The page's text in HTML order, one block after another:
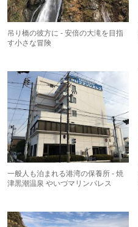
吊り橋の彼方に - 安倍の大滝を目指
す小さな冒険
一般人も泊まれる港湾の保養所 - 焼
津黒潮温泉 やいづマリンパレス